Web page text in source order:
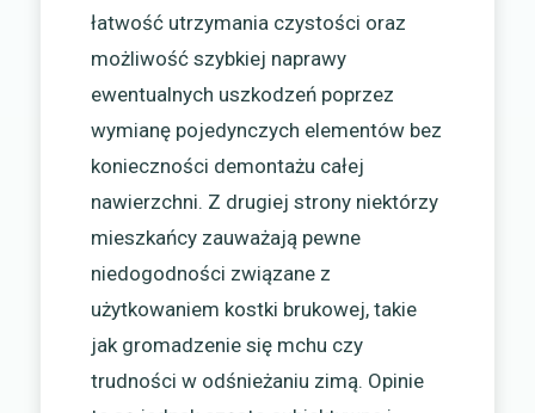
łatwość utrzymania czystości oraz
możliwość szybkiej naprawy
ewentualnych uszkodzeń poprzez
wymianę pojedynczych elementów bez
konieczności demontażu całej
nawierzchni. Z drugiej strony niektórzy
mieszkańcy zauważają pewne
niedogodności związane z
użytkowaniem kostki brukowej, takie
jak gromadzenie się mchu czy
trudności w odśnieżaniu zimą. Opinie